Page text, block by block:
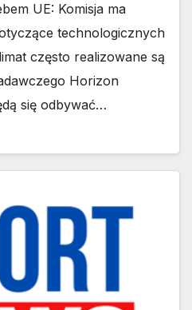
UE: Komisja ma
technologicznych
często realizowane są
Horizon
się odbywać…